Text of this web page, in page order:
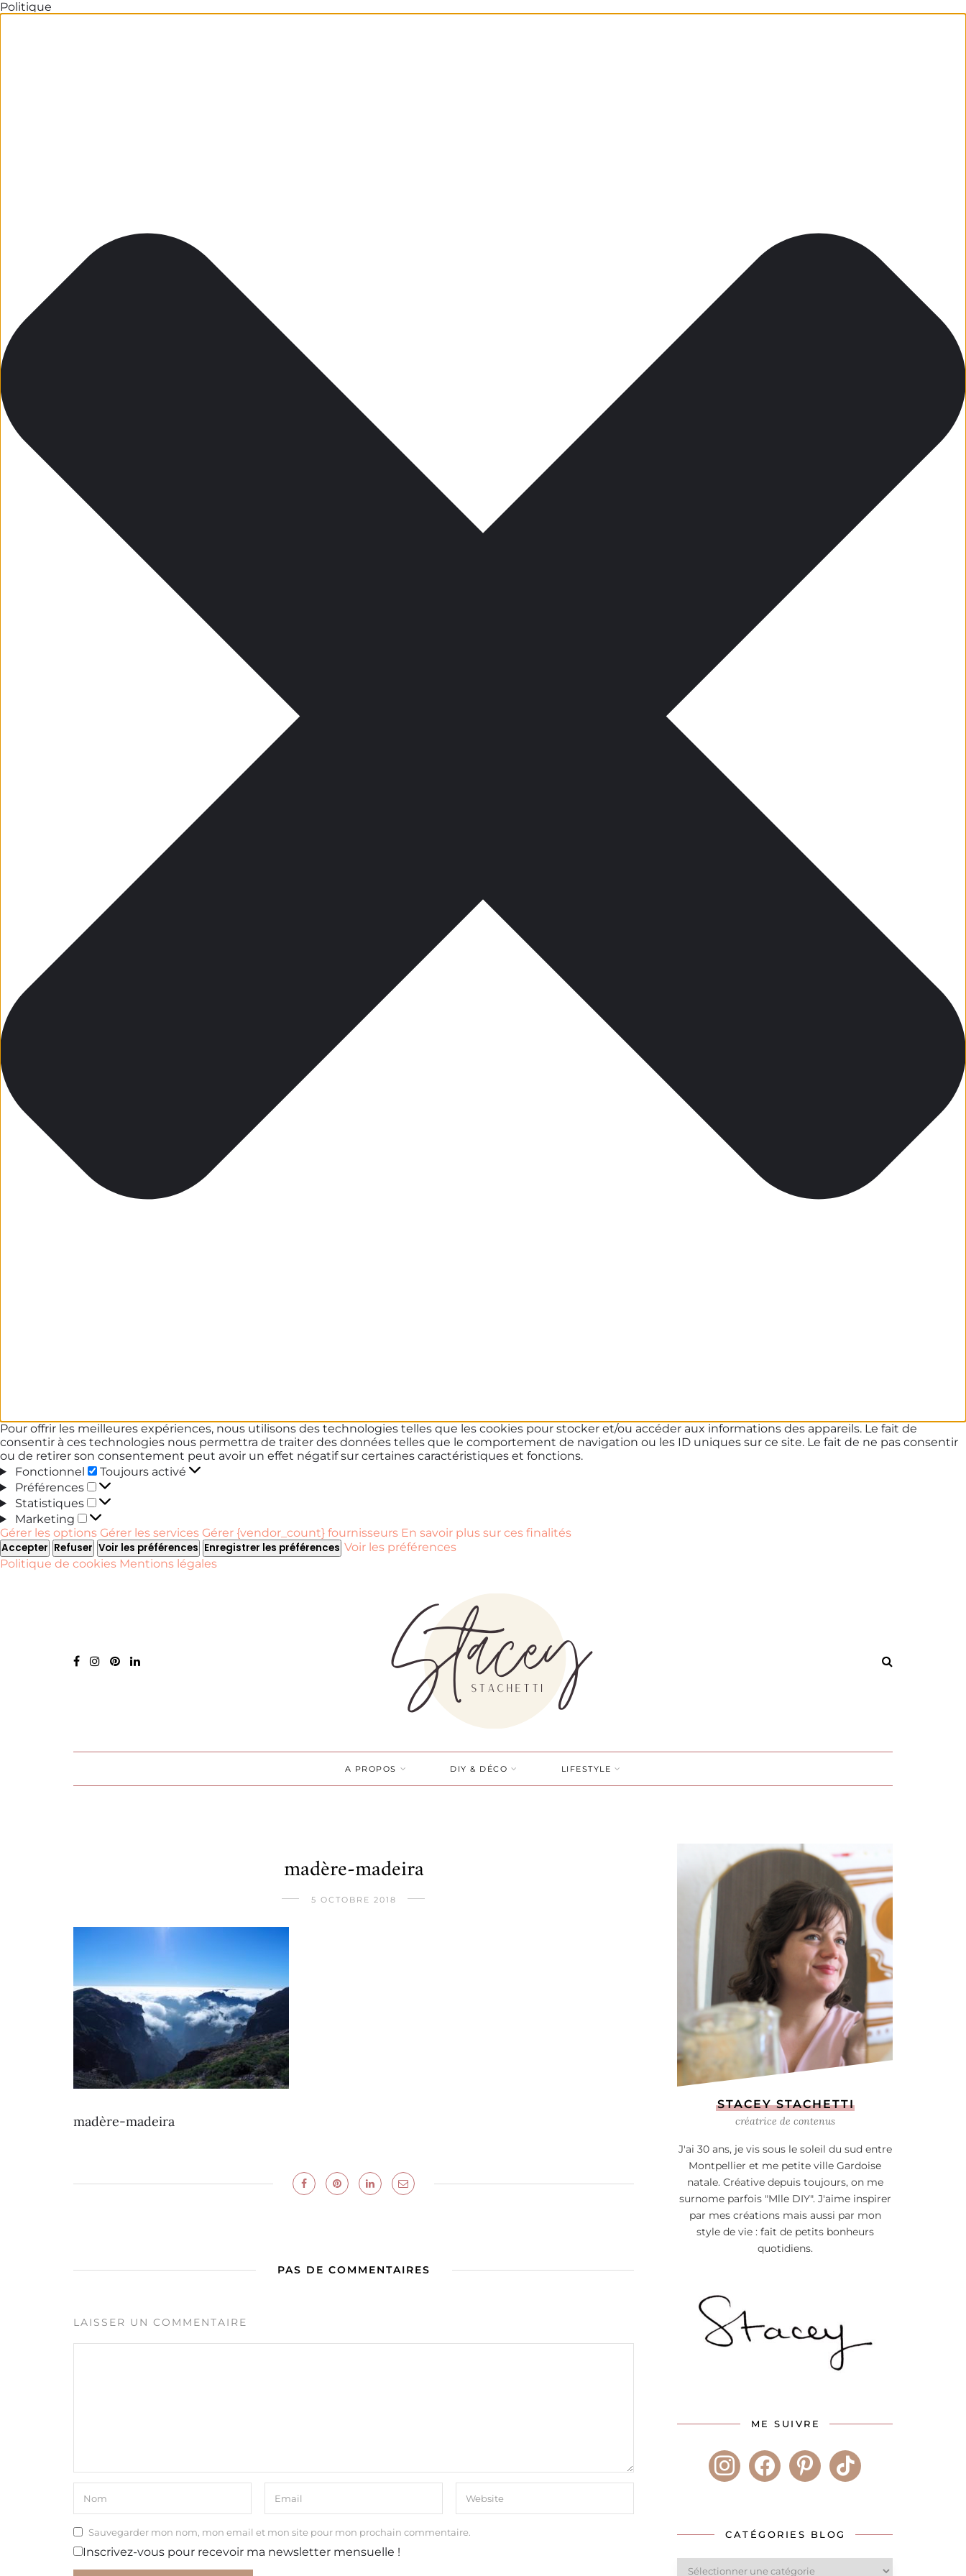
Politique
Pour offrir les meilleures expériences, nous utilisons des technologies telles que les cookies pour stocker et/ou accéder aux informations des appareils. Le fait de
consentir à ces technologies nous permettra de traiter des données telles que le comportement de navigation ou les ID uniques sur ce site. Le fait de ne pas consentir
ou de retirer son consentement peut avoir un effet négatif sur certaines caractéristiques et fonctions.
Fonctionnel
Fonctionnel
Toujours activé
Préférences
Préférences
Statistiques
Statistiques
Marketing
Marketing
Gérer les options Gérer les services Gérer {vendor_count} fournisseurs En savoir plus sur ces finalités
Accepter Refuser Voir les préférences Enregistrer les préférences Voir les préférences
Politique de cookies Mentions légales
A PROPOS DIY & DÉCO LIFESTYLE
madère-madeira
5 OCTOBRE 2018
madère-madeira
PAS DE COMMENTAIRES
LAISSER UN COMMENTAIRE
Sauvegarder mon nom, mon email et mon site pour mon prochain commentaire.
Inscrivez-vous pour recevoir ma newsletter mensuelle !
STACEY STACHETTI
créatrice de contenus
J'ai 30 ans, je vis sous le soleil du sud entre
Montpellier et me petite ville Gardoise
natale. Créative depuis toujours, on me
surnome parfois "Mlle DIY". J'aime inspirer
par mes créations mais aussi par mon
style de vie : fait de petits bonheurs
quotidiens.
ME SUIVRE
instagramfacebookpinteresttiktok
CATÉGORIES BLOG
Catégories